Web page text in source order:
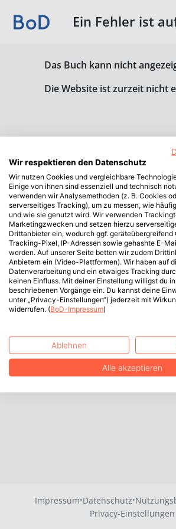
Ein Fehler ist
Das Buch kann nicht
Die Website ist zurzeit nicht
Impressum·Datenschutz·
Privacy-Einstellungen
Wir respektieren den Datenschutz
Wir nutzen Cookies und vergleichbare
Einige von ihnen sind essenziell und technisch
verwenden wir Analysemethoden (z. B. Cookies
serverseitiges Tracking), um zu messen, wie
und wie sie genutzt wird. Wir verwenden
Marketingzwecken und setzen hierzu
Drittanbieter ein, wodurch ggf. geräteübergreifend
Tracking-Pixel, IP-Adressen sowie gehashte E-
werden. Auf unserer Seite betten wir zudem
Anbietern ein (Video-Plattformen). Wir haben auf
Datenverarbeitung und ein etwaiges Tracking
keinen Einfluss. Mit deiner Einstellung willigst du
beschriebenen Vorgänge ein. Du kannst deine
unter „Privacy-Einstellungen“) jederzeit mit
widerrufen. (BoD-Impressum)
Ablehnen
Alle akzeptieren